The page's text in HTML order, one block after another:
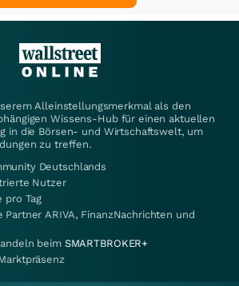
Alleinstellungsmerkmal als den
Wissens-Hub für einen aktuellen
in die Börsen- und Wirtschaftswelt, um
zu treffen.
Deutschlands
Nutzer
pro Tag
Partner ARIVA, FinanzNachrichten und
beim SMARTBROKER+